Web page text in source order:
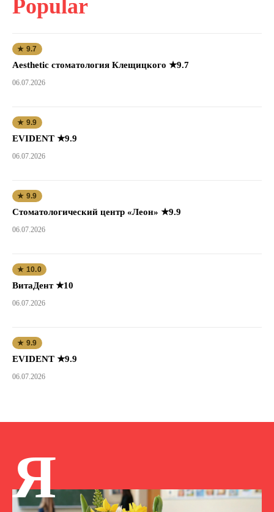
Popular
★ 9.7
Aesthetic стоматология Клещицкого ★9.7
06.07.2026
★ 9.9
EVIDENT ★9.9
06.07.2026
★ 9.9
Стоматологический центр «Леон» ★9.9
06.07.2026
★ 10.0
ВитаДент ★10
06.07.2026
★ 9.9
EVIDENT ★9.9
06.07.2026
Я